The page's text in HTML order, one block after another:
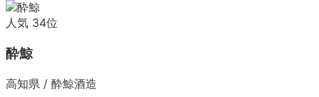
人気 34位
酔鯨
高知県 / 酔鯨酒造